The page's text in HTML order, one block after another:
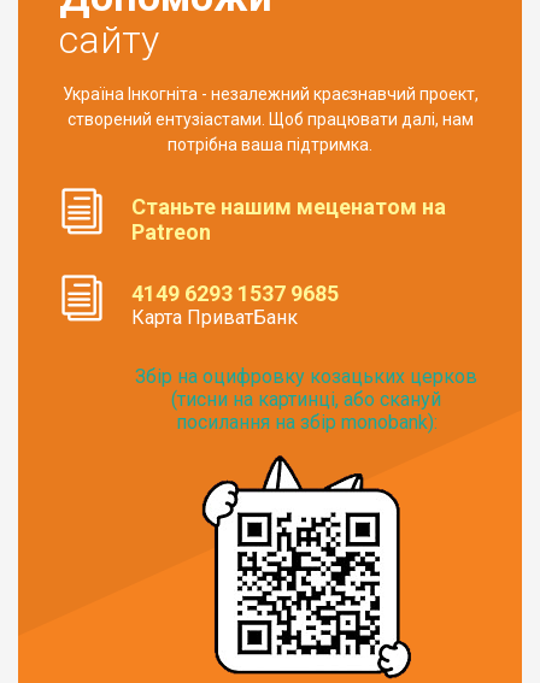
сайту
Україна Інкогніта - незалежний краєзнавчий проект,
створений ентузіастами. Щоб працювати далі, нам
потрібна ваша підтримка.
Станьте нашим меценатом на
Patreon
4149 6293 1537 9685
Карта ПриватБанк
Збір на оцифровку козацьких церков
(тисни на картинці, або скануй
посилання на збір monobank):